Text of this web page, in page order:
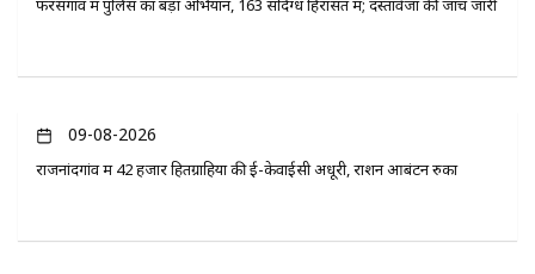
09-08-2026
राजनांदगांव में 42 हजार हितग्राहियों की ई-केवाईसी अधूरी, राशन आबंटन रुका